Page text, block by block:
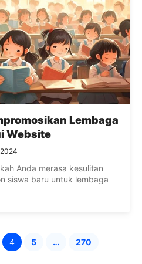
Lembaga
Website
Anda merasa kesulitan
siswa baru untuk lembaga
Page
4 Page
5 … Page
270